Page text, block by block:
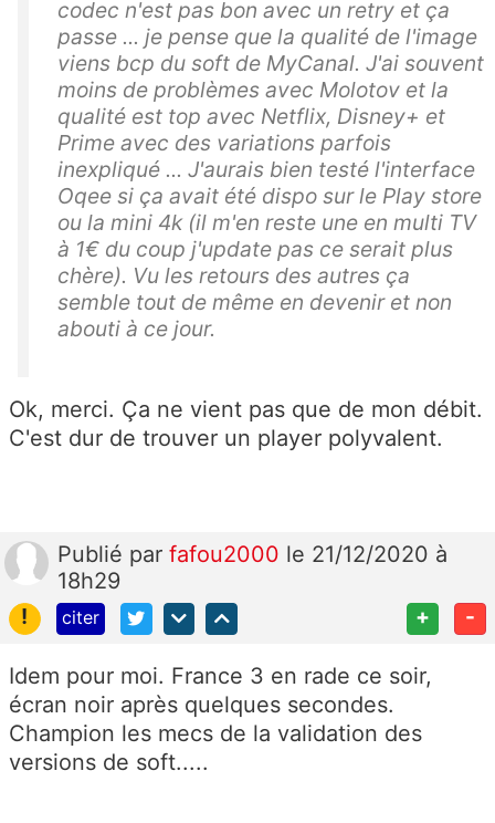
codec n'est pas bon avec un retry et ça
passe ... je pense que la qualité de l'image
viens bcp du soft de MyCanal. J'ai souvent
moins de problèmes avec Molotov et la
qualité est top avec Netflix, Disney+ et
Prime avec des variations parfois
inexpliqué ... J'aurais bien testé l'interface
Oqee si ça avait été dispo sur le Play store
ou la mini 4k (il m'en reste une en multi TV
à 1€ du coup j'update pas ce serait plus
chère). Vu les retours des autres ça
semble tout de même en devenir et non
abouti à ce jour.
Ok, merci. Ça ne vient pas que de mon débit.
C'est dur de trouver un player polyvalent.
Publié par fafou2000 le 21/12/2020 à
18h29
!
citer + -
Idem pour moi. France 3 en rade ce soir,
écran noir après quelques secondes.
Champion les mecs de la validation des
versions de soft.....